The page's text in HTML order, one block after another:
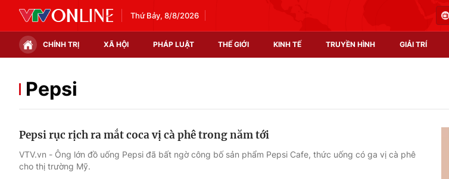
Thứ Bảy, 8/8/2026
CHÍNH TRỊ XÃ HỘI PHÁP LUẬT THẾ GIỚI KINH TẾ TRUYỀN HÌNH GIẢI TRÍ
Chính trị
Thế giới đó đây
Pepsi
Pepsi rục rịch ra mắt coca vị cà phê trong năm tới
VTV.vn - Ông lớn đồ uống Pepsi đã bất ngờ công bố sản phẩm Pepsi Cafe, thức uống có ga vị cà phê
cho thị trường Mỹ.